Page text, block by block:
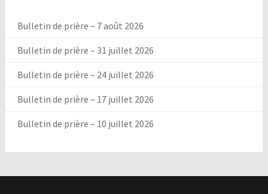
Bulletin de prière – 7 août 2026
Bulletin de prière – 31 juillet 2026
Bulletin de prière – 24 juillet 2026
Bulletin de prière – 17 juillet 2026
Bulletin de prière – 10 juillet 2026